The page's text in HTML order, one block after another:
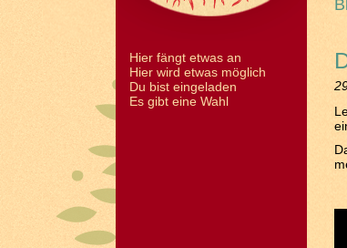
Hier fängt etwas an
Hier wird etwas möglich
Du bist eingeladen
Es gibt eine Wahl